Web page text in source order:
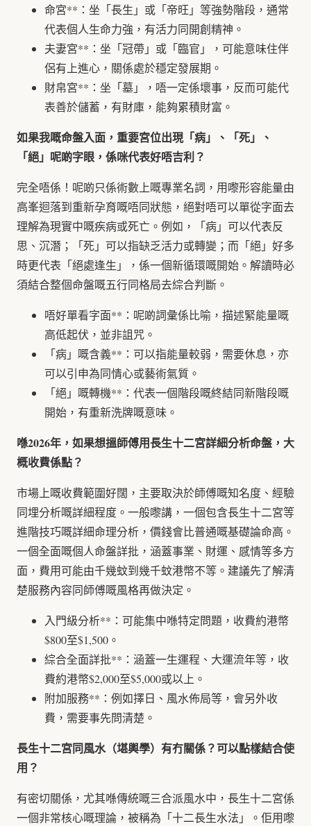
命宮**：坐「長生」或「帝旺」等強勢階段，通常
代表個人生命力強，有活力同開創精神。
夫妻宮**：坐「冠帶」或「臨官」，可能意味住伴
侶有上進心，關係處於穩定發展期。
財帛宮**：坐「墓」，唔一定係壞事，反而可能代
表善於儲蓄，有財庫，能夠累積財富。
如果我嘅命盤入面，重要宮位出現「病」、「死」、
「絕」呢啲字眼，係咪代表好唔吉利？
完全唔係！呢啲只係術數上嘅專業名詞，用嚟形容能量由
高峯迴落到重新孕育嘅唔同狀態，絕對唔可以單從字面去
理解為現實中嘅疾病或死亡。例如，「病」可以代表反
思、沉潛；「死」可以指缺乏活力或轉變；而「絕」好多
時更代表「絕處逢生」，係一個新循環嘅開始。解讀時必
須結合整個命盤嘅五行同格局去綜合判斷。
唔好單看字面**：呢啲詞彙係比喻，描述緊能量嘅
高低起伏，並非詛咒。
「病」嘅含義**：可以指能量較弱，需要休息，亦
可以引申為同情心或藝術氣質。
「絕」嘅轉機**：代表一個階段嘅終結同新階段嘅
開始，有重新洗牌嘅意味。
喺2026年，如果想搵師傅用長生十二宮詳細分析命盤，大
概收費係點？
市場上嘅收費範圍好闊，主要取決於師傅嘅知名度、經驗
同埋分析嘅詳細程度。一般嚟講，一個包含長生十二宮等
進階技巧嘅詳細命理分析，價錢會比普通嘅基礎論命高。
一個全面嘅個人命盤詳批，涵蓋事業、財運、感情等多方
面，費用可能由千幾蚊到幾千蚊港幣不等。建議先了解清
楚服務內容同師傅嘅風格再做決定。
入門級分析**：可能集中喺特定問題，收費約港幣
$800至$1,500。
綜合全面詳批**：涵蓋一生運程、大運流年等，收
費約港幣$2,000至$5,000或以上。
附加服務**：例如擇日、風水佈局等，會另外收
費，需要事先問清楚。
長生十二宮同風水（堪輿學）有冇關係？可以點樣結合使
用？
有密切關係，尤其喺傳統嘅三合派風水中，長生十二宮係
一個非常核心嘅理論，被稱為「十二長生水法」。佢用嚟